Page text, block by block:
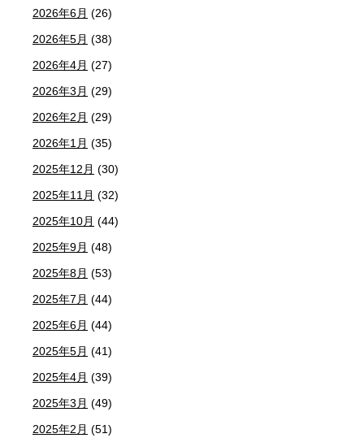
2026年6月 (26)
2026年5月 (38)
2026年4月 (27)
2026年3月 (29)
2026年2月 (29)
2026年1月 (35)
2025年12月 (30)
2025年11月 (32)
2025年10月 (44)
2025年9月 (48)
2025年8月 (53)
2025年7月 (44)
2025年6月 (44)
2025年5月 (41)
2025年4月 (39)
2025年3月 (49)
2025年2月 (51)